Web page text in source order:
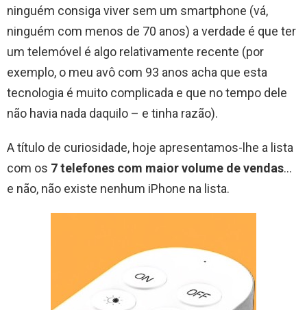
ninguém consiga viver sem um smartphone (vá,
ninguém com menos de 70 anos) a verdade é que ter
um telemóvel é algo relativamente recente (por
exemplo, o meu avô com 93 anos acha que esta
tecnologia é muito complicada e que no tempo dele
não havia nada daquilo – e tinha razão).
A título de curiosidade, hoje apresentamos-lhe a lista
com os 7 telefones com maior volume de vendas…
e não, não existe nenhum iPhone na lista.